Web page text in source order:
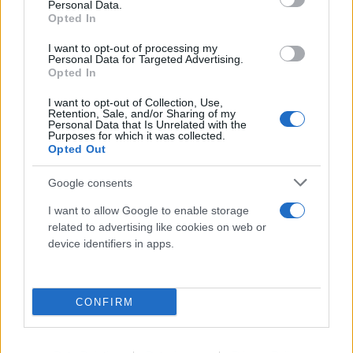
Personal Data.
Opted In
I want to opt-out of processing my
Personal Data for Targeted Advertising.
Opted In
I want to opt-out of Collection, Use,
Retention, Sale, and/or Sharing of my
Personal Data that Is Unrelated with the
Purposes for which it was collected.
Opted Out
Google consents
I want to allow Google to enable storage
related to advertising like cookies on web or
device identifiers in apps.
CONFIRM
Τρομακτική ανάλυση για τη φωτιά στην
Αττικοβοιωτία: Απελευθέρωσε ενέργεια 6
07.08.2026